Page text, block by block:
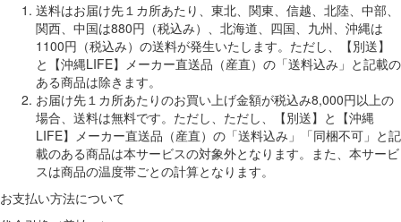
送料はお届け先１カ所あたり、東北、関東、信越、北陸、中部、
関西、中国は880円（税込み）、北海道、四国、九州、沖縄は
1100円（税込み）の送料が発生いたします。ただし、【別送】
と【沖縄LIFE】メーカー直送品（産直）の「送料込み」と記載の
ある商品は除きます。
お届け先１カ所あたりのお買い上げ金額が税込み8,000円以上の
場合、送料は無料です。ただし、ただし、【別送】と【沖縄
LIFE】メーカー直送品（産直）の「送料込み」「同梱不可」と記
載のある商品は本サービスの対象外となります。また、本サービ
スは商品の温度帯ごとの計算となります。
お支払い方法について